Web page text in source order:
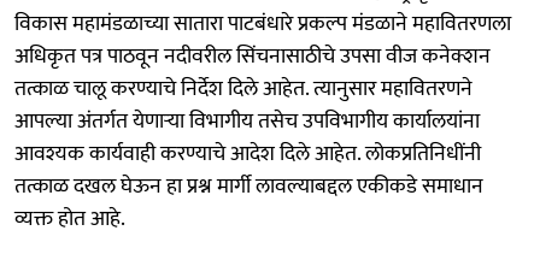
विकास महामंडळाच्या सातारा पाटबंधारे प्रकल्प मंडळाने महावितरणला
अधिकृत पत्र पाठवून नदीवरील सिंचनासाठीचे उपसा वीज कनेक्शन
तत्काळ चालू करण्याचे निर्देश दिले आहेत. त्यानुसार महावितरणने
आपल्या अंतर्गत येणाऱ्या विभागीय तसेच उपविभागीय कार्यालयांना
आवश्यक कार्यवाही करण्याचे आदेश दिले आहेत. लोकप्रतिनिधींनी
तत्काळ दखल घेऊन हा प्रश्न मार्गी लावल्याबद्दल एकीकडे समाधान
व्यक्त होत आहे.